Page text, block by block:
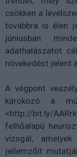
csökken a
továbbra is élen
júniusban
adathalászatot
növekedést jelent
A végpont
károkozó a
<http://bit.ly/
felhőalapú
vizsgál,
jellemzőit